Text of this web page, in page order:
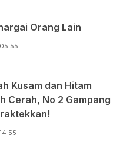
Orang Lain
Kusam dan Hitam
Cerah, No 2 Gampang